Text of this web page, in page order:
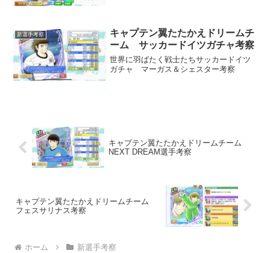
新選手考察
キャプテン翼たたかえドリームチ
ーム サッカードイツガチャ考察
世界に羽ばたく戦士たちサッカードイツ
ガチャ マーガス＆シェスター考察
キャプテン翼たたかえドリームチーム
NEXT DREAM選手考察
キャプテン翼たたかえドリームチーム
フェスサリナス考察
ホーム 新選手考察